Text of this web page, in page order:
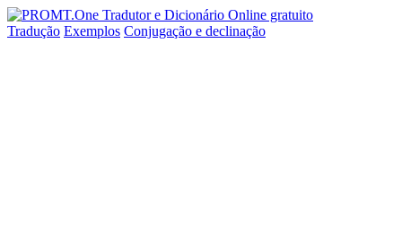
Tradução Exemplos Conjugação e declinação